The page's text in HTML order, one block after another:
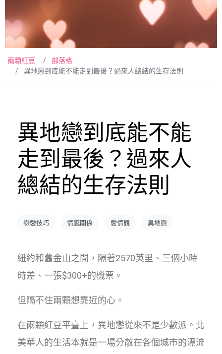
兩顆紅豆
部落格
異地戀到底能不能走到最後？過來人總結的生存法則
異地戀到底能不能
走到最後？過來人
總結的生存法則
戀愛技巧 情感關係 愛情觀 異地戀
紐約和舊金山之間，隔著2570英里、三個小時
時差、一張$300+的機票。
但隔不住兩顆想靠近的心。
在兩顆紅豆平臺上，異地戀從來不是少數派。北
美華人的生活本就是一場分散在各個城市的漂流